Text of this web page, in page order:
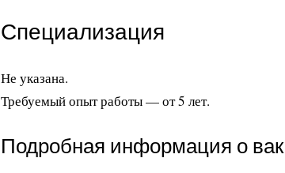
Специализация
Не указана.
Требуемый опыт работы — от 5 лет.
Подробная информация о